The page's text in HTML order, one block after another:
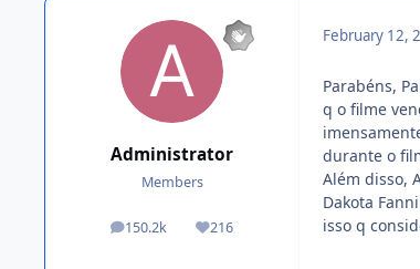
Administrator
Members
150.2k
posts 216
Reputation
February 12,
Parabéns,
q o filme
durante o
Além disso,
Dakota
isso q